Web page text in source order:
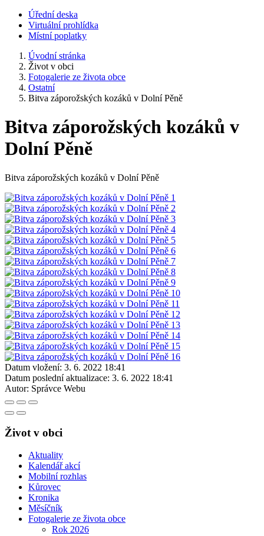
Úřední deska
Virtuální prohlídka
Místní poplatky
Úvodní stránka
Život v obci
Fotogalerie ze života obce
Ostatní
Bitva záporožských kozáků v Dolní Pěně
Bitva záporožských kozáků v
Dolní Pěně
Bitva záporožských kozáků v Dolní Pěně
Datum vložení: 3. 6. 2022 18:41
Datum poslední aktualizace: 3. 6. 2022 18:41
Autor: Správce Webu
Život v obci
Aktuality
Kalendář akcí
Mobilní rozhlas
Kůrovec
Kronika
Měsíčník
Fotogalerie ze života obce
Rok 2026